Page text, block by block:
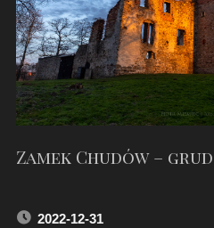
LUTY
2025"
Zamek Chudów –
2022-12-31